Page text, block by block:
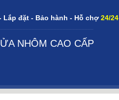
Lắp đặt - Bảo hành - Hỗ chợ 24/24
NHÔM CAO CẤP